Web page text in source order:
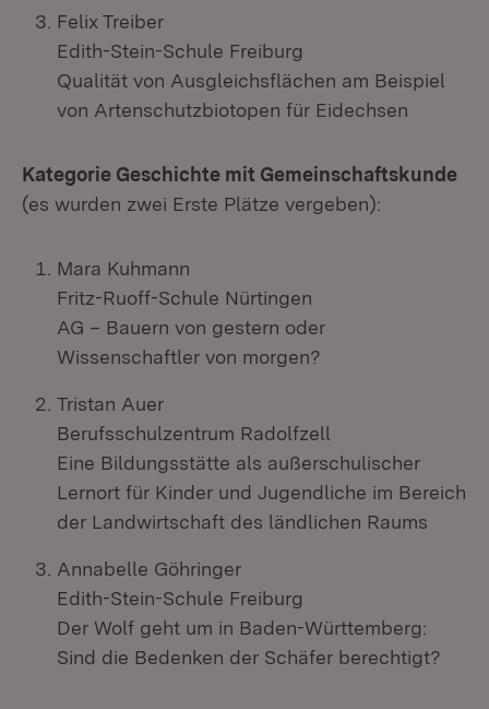
Felix Treiber
Edith-Stein-Schule Freiburg
Qualität von Ausgleichsflächen am Beispiel
von Artenschutzbiotopen für Eidechsen
Kategorie Geschichte mit Gemeinschaftskunde
(es wurden zwei Erste Plätze vergeben):
Mara Kuhmann
Fritz-Ruoff-Schule Nürtingen
AG – Bauern von gestern oder
Wissenschaftler von morgen?
Tristan Auer
Berufsschulzentrum Radolfzell
Eine Bildungsstätte als außerschulischer
Lernort für Kinder und Jugendliche im Bereich
der Landwirtschaft des ländlichen Raums
Annabelle Göhringer
Edith-Stein-Schule Freiburg
Der Wolf geht um in Baden-Württemberg:
Sind die Bedenken der Schäfer berechtigt?